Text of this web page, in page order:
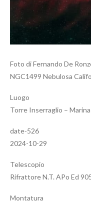
Foto di Fernando De
NGC1499 Nebulosa
Luogo
Torre Inserraglio – Marina
date-526
2024-10-29
Telescopio
Rifrattore N.T. APo Ed
Montatura